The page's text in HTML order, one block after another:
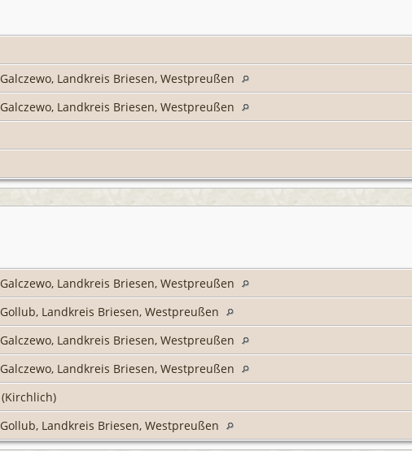
Galczewo, Landkreis Briesen, Westpreußen
Galczewo, Landkreis Briesen, Westpreußen
Galczewo, Landkreis Briesen, Westpreußen
Gollub, Landkreis Briesen, Westpreußen
Galczewo, Landkreis Briesen, Westpreußen
Galczewo, Landkreis Briesen, Westpreußen
(Kirchlich)
Gollub, Landkreis Briesen, Westpreußen